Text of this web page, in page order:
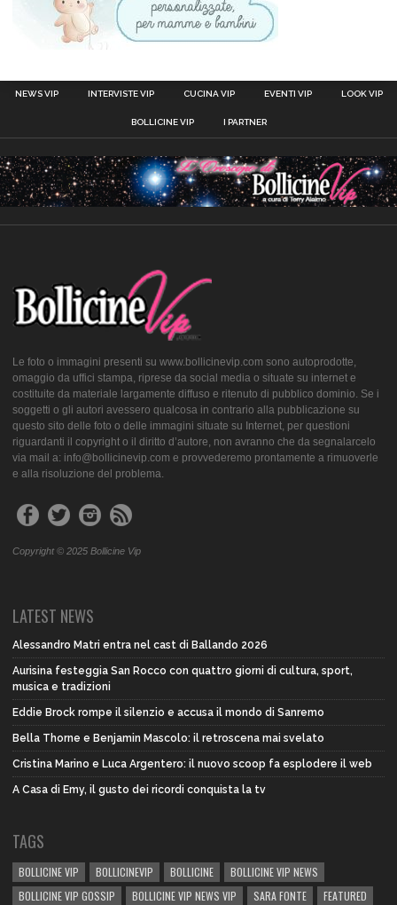
NEWS VIP INTERVISTE VIP CUCINA VIP EVENTI VIP LOOK VIP
BOLLICINE VIP I PARTNER
Le foto o immagini presenti su www.bollicinevip.com sono autoprodotte,
omaggio da uffici stampa, riprese da social media o situate su internet e
costituite da materiale largamente diffuso e ritenuto di pubblico dominio. Se i
soggetti o gli autori avessero qualcosa in contrario alla pubblicazione su
questo sito delle foto o delle immagini situate su Internet, per questioni
riguardanti il copyright o il diritto d’autore, non avranno che da segnalarcelo
via mail a: info@bollicinevip.com e provvederemo prontamente a rimuoverle
e alla risoluzione del problema.
Copyright © 2025 Bollicine Vip
LATEST NEWS
Alessandro Matri entra nel cast di Ballando 2026
Aurisina festeggia San Rocco con quattro giorni di cultura, sport,
musica e tradizioni
Eddie Brock rompe il silenzio e accusa il mondo di Sanremo
Bella Thorne e Benjamin Mascolo: il retroscena mai svelato
Cristina Marino e Luca Argentero: il nuovo scoop fa esplodere il web
A Casa di Emy, il gusto dei ricordi conquista la tv
TAGS
BOLLICINE VIP BOLLICINEVIP BOLLICINE
BOLLICINE VIP NEWS
BOLLICINE VIP GOSSIP
BOLLICINE VIP NEWS VIP SARA FONTE FEATURED